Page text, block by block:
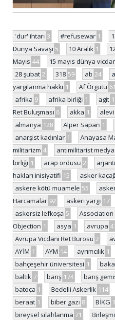
'dur' ihtarı 3 #refusewar 1
Dünya Savaşı 5 10 Aralık 1
Mayıs 44 15 mayıs dünya
28 şubat 2 318 59 ab 24
yargılanma hakkı 1 Af Örgütü 61
afrika 9 afrika birliği 1 agit 1
Ret Buluşması 6 akka 1 alevi
almanya 128 Alper Sapan 1
anarşist kadınlar 1 Anayasa
militarizm 4 antimilitarist medya
birliği 1 arap ordusu 2
hakları inisiyatifi 15 asker
askere kötü muamele 55
Harcamalar 92 askeri yargı 17
askersiz lefkoşa 5
Objection 1 asya 1 avrupa
Avrupa Vicdani Ret Bürosu 2
AYİM 1 AYM 14 ayrımcılık 1
bahçeşehir üniversitesi 1
baltık 7 barış 174 barış
batoça 1 Bedelli Askerlik 114
beraat 1 biber gazı 8 BİKG 1
bireysel silahlanma 71